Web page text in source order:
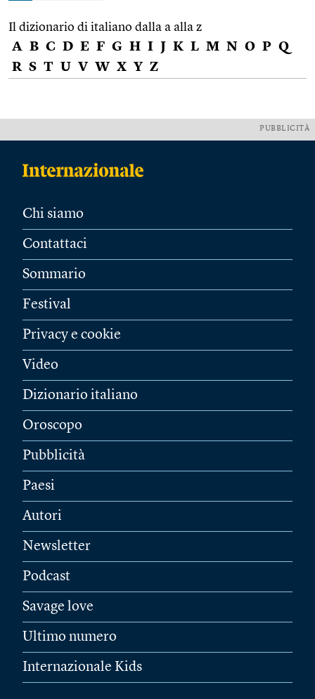
Il dizionario di italiano dalla a alla z
A B C D E F G H I J K L M N O P Q
R S T U V W X Y Z
PUBBLICITÀ
Chi siamo
Contattaci
Sommario
Festival
Privacy e cookie
Video
Dizionario italiano
Oroscopo
Pubblicità
Paesi
Autori
Newsletter
Podcast
Savage love
Ultimo numero
Internazionale Kids